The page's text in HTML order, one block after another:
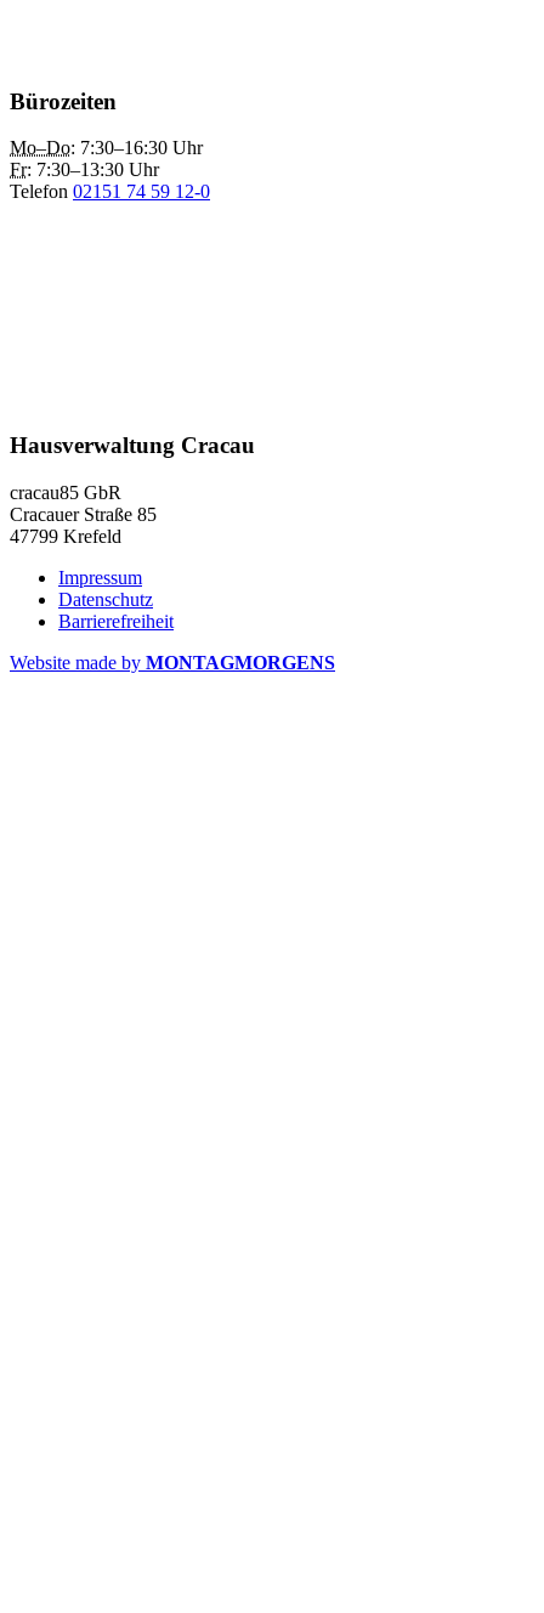
Bürozeiten
Mo–Do: 7:30–16:30 Uhr
Fr: 7:30–13:30 Uhr
Telefon 02151 74 59 12-0
Hausverwaltung Cracau
cracau85 GbR
Cracauer Straße 85
47799 Krefeld
Impressum
Datenschutz
Barrierefreiheit
Website made by MONTAGMORGENS